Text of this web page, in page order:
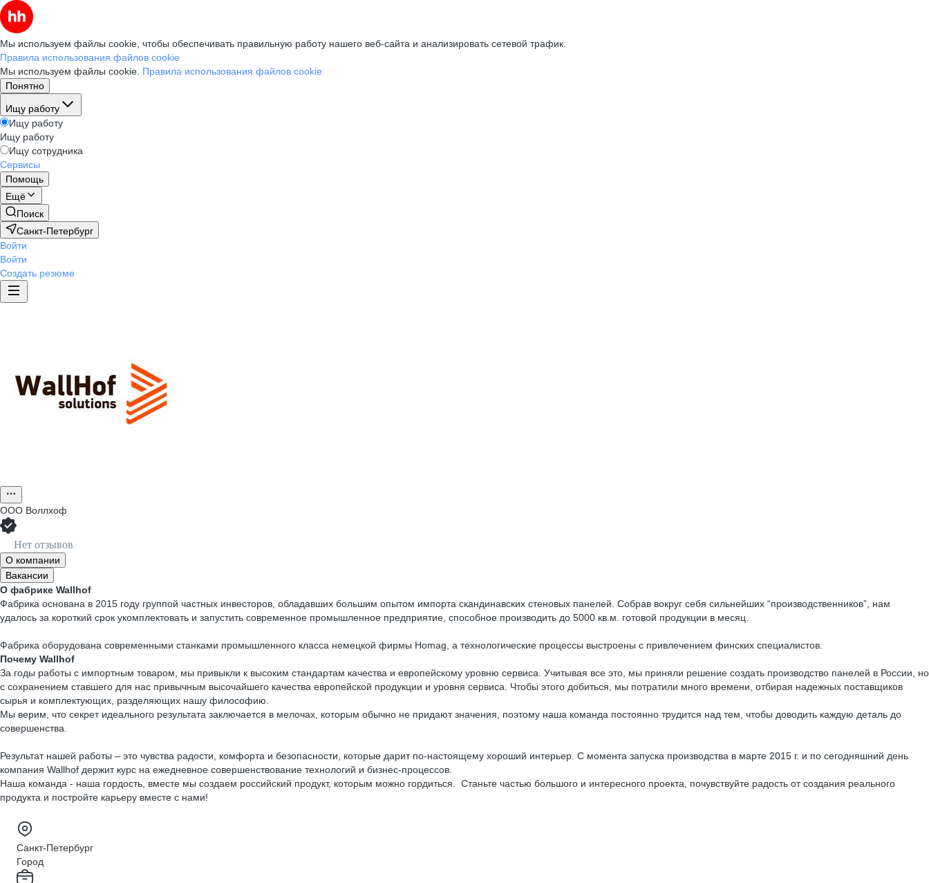
Мы используем файлы cookie, чтобы обеспечивать правильную работу нашего веб-сайта и анализировать сетевой трафик.
Правила использования файлов cookie
Мы используем файлы cookie. Правила использования файлов cookie
Понятно
Ищу работу
Ищу работу
Ищу работу
Ищу сотрудника
Сервисы
Помощь
Ещё
Поиск
Санкт-Петербург
Войти
Войти
Создать резюме
ООО Воллхоф
Нет отзывов
О компании
Вакансии
О фабрике Wallhof
Фабрика основана в 2015 году группой частных инвесторов, обладавших большим опытом импорта скандинавских стеновых панелей. Собрав вокруг себя сильнейших “производственников”, нам
удалось за короткий срок укомплектовать и запустить современное промышленное предприятие, способное производить до 5000 кв.м. готовой продукции в месяц.
Фабрика оборудована современными станками промышленного класса немецкой фирмы Homag, а технологические процессы выстроены с привлечением финских специалистов.
Почему Wallhof
За годы работы с импортным товаром, мы привыкли к высоким стандартам качества и европейскому уровню сервиса. Учитывая все это, мы приняли решение создать производство панелей в России, но
с сохранением ставшего для нас привычным высочайшего качества европейской продукции и уровня сервиса. Чтобы этого добиться, мы потратили много времени, отбирая надежных поставщиков
сырья и комплектующих, разделяющих нашу философию.
Мы верим, что секрет идеального результата заключается в мелочах, которым обычно не придают значения, поэтому наша команда постоянно трудится над тем, чтобы доводить каждую деталь до
совершенства.
Результат нашей работы – это чувства радости, комфорта и безопасности, которые дарит по-настоящему хороший интерьер. С момента запуска производства в марте 2015 г. и по сегодняшний день
компания Wallhof держит курс на ежедневное совершенствование технологий и бизнес-процессов.
Наша команда - наша гордость, вместе мы создаем российский продукт, которым можно гордиться. Станьте частью большого и интересного проекта, почувствуйте радость от создания реального
продукта и постройте карьеру вместе с нами!
Санкт-Петербург
Город